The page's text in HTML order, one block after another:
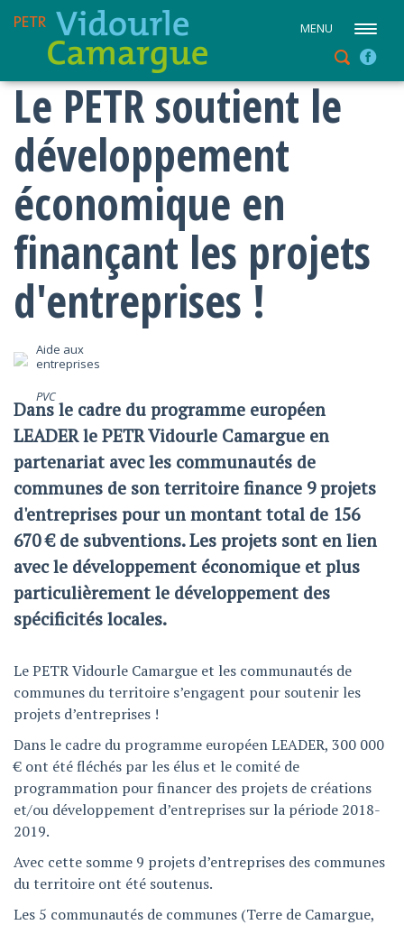
MENU
Le PETR soutient le
développement
économique en
finançant les projets
d'entreprises !
Aide aux
entreprises
PVC
Dans le cadre du programme européen
LEADER le PETR Vidourle Camargue en
partenariat avec les communautés de
communes de son territoire finance 9 projets
d'entreprises pour un montant total de 156
670 € de subventions. Les projets sont en lien
avec le développement économique et plus
particulièrement le développement des
spécificités locales.
Le PETR Vidourle Camargue et les communautés de
communes du territoire s’engagent pour soutenir les
projets d’entreprises !
Dans le cadre du programme européen LEADER, 300 000
€ ont été fléchés par les élus et le comité de
programmation pour financer des projets de créations
et/ou développement d’entreprises sur la période 2018-
2019.
Avec cette somme 9 projets d’entreprises des communes
du territoire ont été soutenus.
Les 5 communautés de communes (Terre de Camargue,